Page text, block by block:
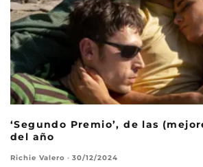
‘Segundo Premio’, de las
del año
Richie Valero · 30/12/2024